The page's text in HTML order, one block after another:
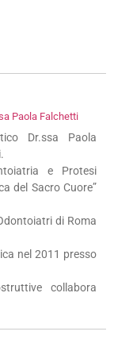
Paola Falchetti
Dr.ssa Paola
e Protesi
del Sacro Cuore”
di Roma
nel 2011 presso
collabora